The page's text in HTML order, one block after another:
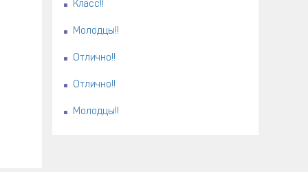
Класс!!
Молодцы!!
Отлично!!
Отлично!!
Молодцы!!